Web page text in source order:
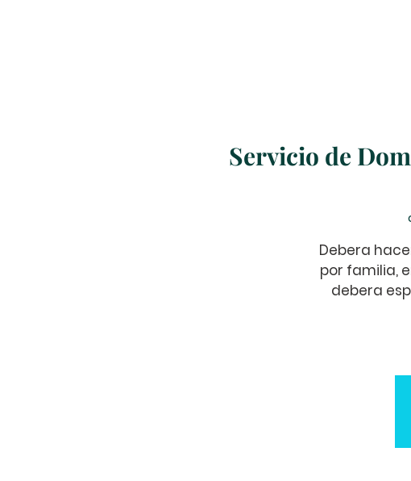
Servicio de
Debera
por familia,
debera